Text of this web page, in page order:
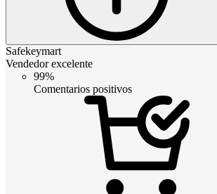
Safekeymart
Vendedor excelente
99%
Comentarios positivos